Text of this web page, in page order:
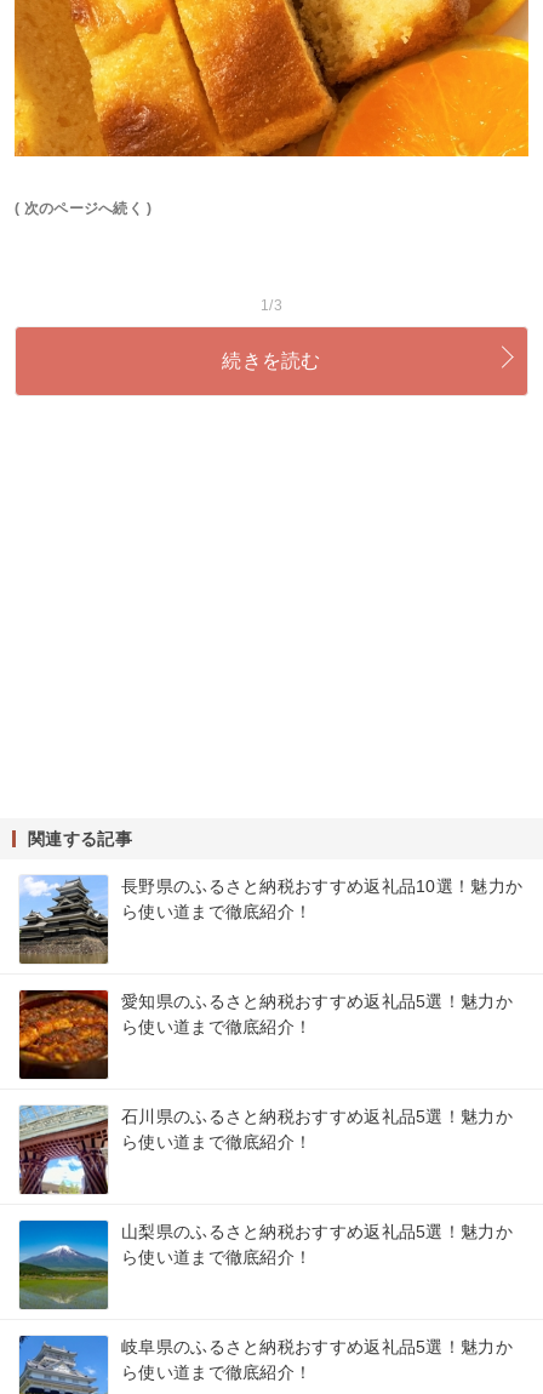
( 次のページへ続く )
1/3
続きを読む
関連する記事
長野県のふるさと納税おすすめ返礼品10選！魅力か
ら使い道まで徹底紹介！
愛知県のふるさと納税おすすめ返礼品5選！魅力か
ら使い道まで徹底紹介！
石川県のふるさと納税おすすめ返礼品5選！魅力か
ら使い道まで徹底紹介！
山梨県のふるさと納税おすすめ返礼品5選！魅力か
ら使い道まで徹底紹介！
岐阜県のふるさと納税おすすめ返礼品5選！魅力か
ら使い道まで徹底紹介！